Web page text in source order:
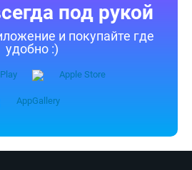
под рукой
и покупайте где
удобно :)